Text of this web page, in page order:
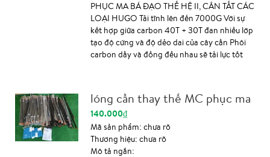
PHỤC MA BÁ ĐẠO THẾ HỆ II, CÂN TẤT CÁC
LOẠI HUGO Tải tĩnh lên đến 7000G Với sự
kết hợp giữa carbon 40T + 30T đan nhiều lớp
tạo độ cứng và độ dẻo dai của cây cần Phôi
carbon dầy và đồng đều nhau sẽ tải lực tốt
nắm rất chắc chắc chống trơn trượt Ngọn
cần với đường kính 1.4mm gia cố epoxy dầy
hơn chống tuột vĩnh cửu Nhẹ hơn so với
phiên bản cũ là 7% Các size sẵn có : 5,4m giá
1250k 6,3m giá 1550k 7.2m giá 1850k 8,1m
lóng cần thay thế MC phục ma
140.000₫
Mã sản phẩm:chưa rõ
Thương hiệu:chưa rõ
Mô tả ngắn: